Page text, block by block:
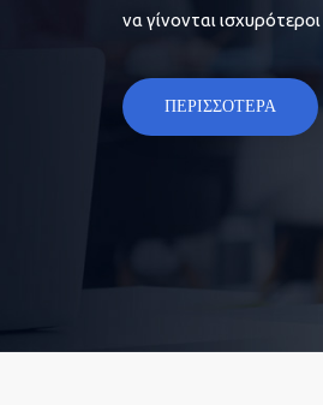
να γίνονται
ΠΕΡΙΣΣΟΤΕΡΑ